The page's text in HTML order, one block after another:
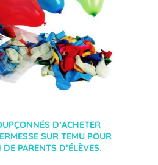
D’ACHETER
SUR TEMU POUR
PARENTS D’ÉLÈVES.